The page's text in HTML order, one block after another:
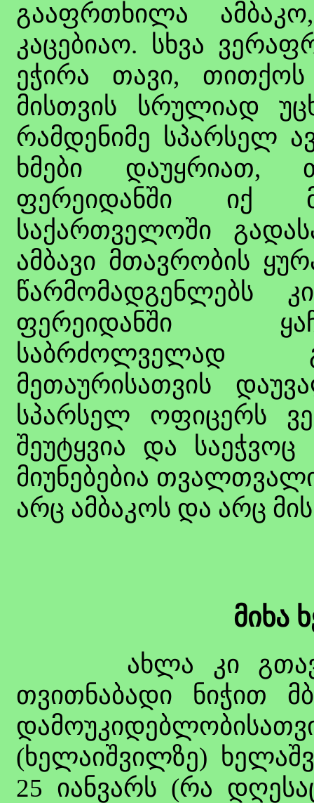
გააფრთხილა
კაცებიაო. სხვა
ეჭირა თავი,
მისთვის სრულიად
რამდენიმე სპარსელ
ხმები დაუყრიათ,
ფერეიდანში იქ
საქართველოში
ამბავი მთავრობის
წარმომადგენლებს
ფერეიდანში
საბრძოლველად
მეთაურისათვის
სპარსელ ოფიცერს
შეუტყვია და
მიუნებებია
არც ამბაკოს და არც
მიხა
ახლა კი
თვითნაბადი ნიჭით
(ხელაიშვილზე)
25 იანვარს (რა